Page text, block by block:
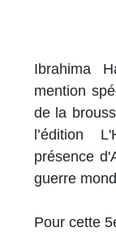
Ibrahima
mention
de la
l’édition
présence
guerre
Pour cette